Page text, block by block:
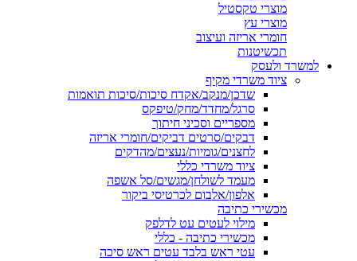
מוצרי טקסטיל
מוצרי עץ
חומרי אריזה ועיצוב
תכשיטנות
למשרד ולעסק
ציוד משרדי מקיף
שדכן/מנקב/אקדח סיכות/סיכות תואמות
סרגל/מחדד/מחק/טיפקס
מספריים וסכיני חיתוך
דבקים/סרטים דביקים/חומרי אריזה
לחצנים/גומיות/נעצים/מהדקים
ציוד משרדי כללי
מעמד לשולחן/מגשים/סל אשפה
אלפון/אלבום לכרטיסי ביקור
מכשירי כתיבה
מילוי לעטים עט לדלפק
מכשירי כתיבה - כללי
עטי ראש בלבד עטים ראש סיכה